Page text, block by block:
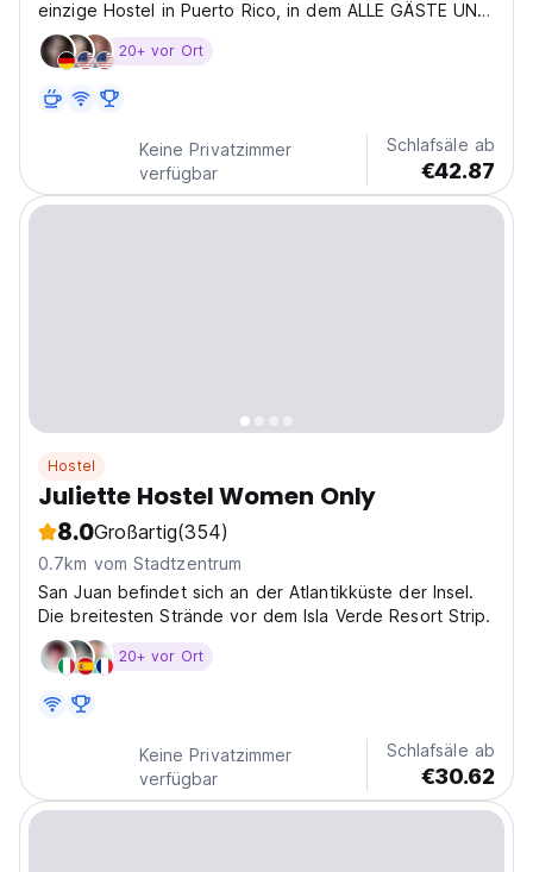
einzige Hostel in Puerto Rico, in dem ALLE GÄSTE UND
PERSONAL VOLLSTÄNDIG gegen COVID-19 GEIMPFT
WERDEN müssen. Wir haben uns zu diesem Schritt
gesündesten Aufenthalt...
20+ vor Ort
Keine Privatzimmer
verfügbar
Schlafsäle ab
€42.87
Hostel
Juliette Hostel Women Only
8.0Großartig(354)
0.7km vom Stadtzentrum
San Juan befindet sich an der Atlantikküste der Insel.
Die breitesten Strände vor dem Isla Verde Resort Strip.
20+ vor Ort
Keine Privatzimmer
verfügbar
Schlafsäle ab
€30.62